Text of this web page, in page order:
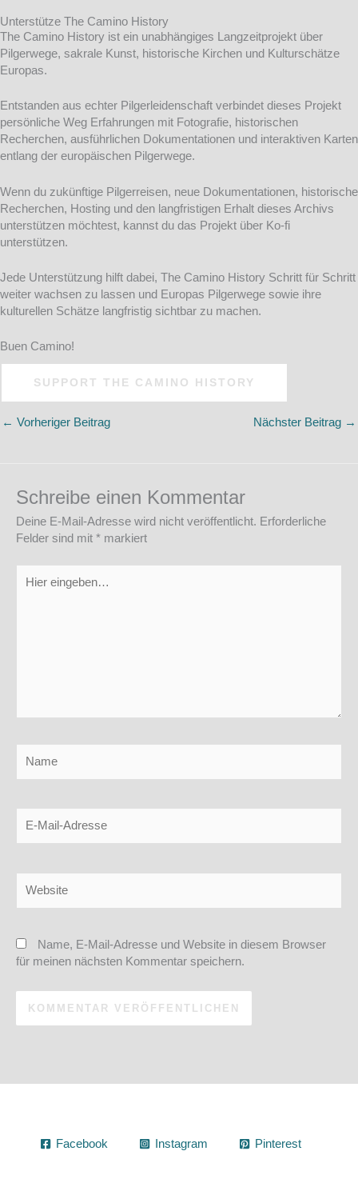
Unterstütze The Camino History
The Camino History ist ein unabhängiges Langzeitprojekt über
Pilgerwege, sakrale Kunst, historische Kirchen und Kulturschätze
Europas.
Entstanden aus echter Pilgerleidenschaft verbindet dieses Projekt
persönliche Weg Erfahrungen mit Fotografie, historischen
Recherchen, ausführlichen Dokumentationen und interaktiven Karten
entlang der europäischen Pilgerwege.
Wenn du zukünftige Pilgerreisen, neue Dokumentationen, historische
Recherchen, Hosting und den langfristigen Erhalt dieses Archivs
unterstützen möchtest, kannst du das Projekt über Ko-fi
unterstützen.
Jede Unterstützung hilft dabei, The Camino History Schritt für Schritt
weiter wachsen zu lassen und Europas Pilgerwege sowie ihre
kulturellen Schätze langfristig sichtbar zu machen.
Buen Camino!
SUPPORT THE CAMINO HISTORY
← Vorheriger Beitrag Nächster Beitrag →
Schreibe einen Kommentar
Deine E-Mail-Adresse wird nicht veröffentlicht. Erforderliche
Felder sind mit * markiert
eingeben…
Mail-
Name, E-Mail-Adresse und Website in diesem Browser
für meinen nächsten Kommentar speichern.
Facebook Instagram Pinterest